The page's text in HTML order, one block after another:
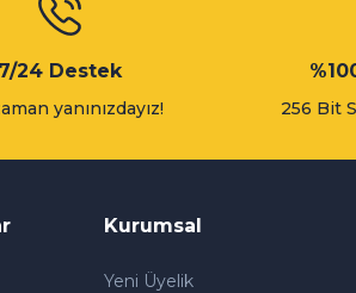
7/24 Destek
yanınızdayız! 256 Bit
Kurumsal
Yeni Üyelik